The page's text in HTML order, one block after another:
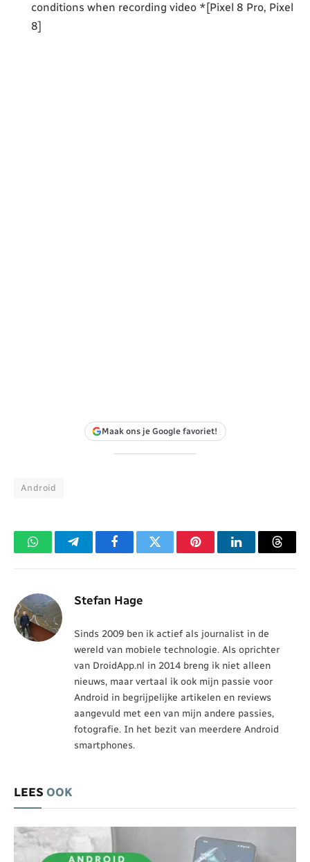
conditions when recording video *[Pixel 8 Pro, Pixel
8]
Maak ons je Google favoriet!
Android
WhatsAppTelegramFacebookTwitter PinterestLinkedIn
Stefan Hage
Sinds 2009 ben ik actief als journalist in de
wereld van mobiele technologie. Als oprichter
van DroidApp.nl in 2014 breng ik niet alleen
nieuws, maar vertaal ik ook mijn passie voor
Android in begrijpelijke artikelen en reviews
aangevuld met een van mijn andere passies,
fotografie. In het bezit van meerdere Android
smartphones.
LEES OOK